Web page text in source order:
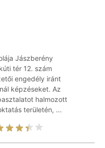
Jászberény
tér 12. szám
engedély iránt
képzéseket. Az
halmozott
területén, ...